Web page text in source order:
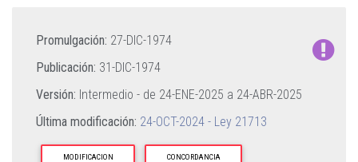
Promulgación: 27-DIC-1974
Publicación: 31-DIC-1974
Versión: Intermedio - de 24-ENE-2025 a 24-ABR-2025
Última modificación: 24-OCT-2024 - Ley 21713
MODIFICACION CONCORDANCIA